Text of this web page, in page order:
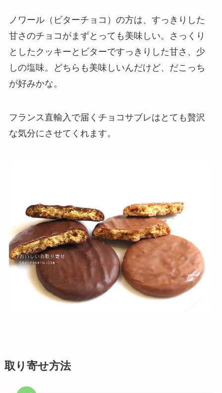
ノワール（ビターチョコ）の方は、すっきりした
甘さのチョコがまずとっても美味しい。さっくり
としたクッキーとビターですっきりした甘さ、少
しの塩味。どちらも美味しいんだけど、だこっち
が好みかな。
フランス直輸入で届くチョコサブレはとても贅沢
な気分にさせてくれます。
取り寄せ方法